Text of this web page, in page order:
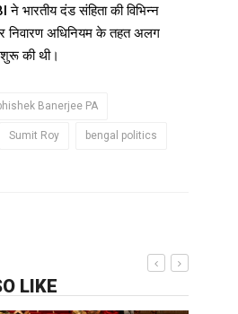
भारतीय दंड संहिता की विभिन्न
निवारण अधिनियम के तहत अलग
की थी।
Banerjee PA
Sumit Roy bengal politics
LIKE